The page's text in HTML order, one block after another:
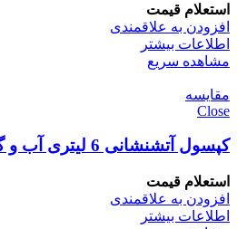
استعلام قیمت
افزودن به علاقمندی
اطلاعات بیشتر
مشاهده سریع
مقایسه
Close
کپسول آتشنشانی 6 لیتری آب و گاز روناک
استعلام قیمت
افزودن به علاقمندی
اطلاعات بیشتر